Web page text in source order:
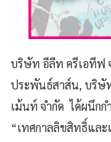
บริษัท อีลีท ครีเอทีฟ
ประพันธ์สาส์น, บริษั
เม้นท์ จำกัด ได้ผนึกก
“เทศกาลลิขสิทธิ์และ